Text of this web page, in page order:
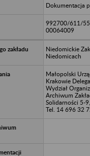
Dokumentacja
992700/611/
00064009
Niedomickie
Niedomicach
Małopolski
Krakowie
Wydział
Archiwum
Solidarności 5-
Tel. 14 696 32